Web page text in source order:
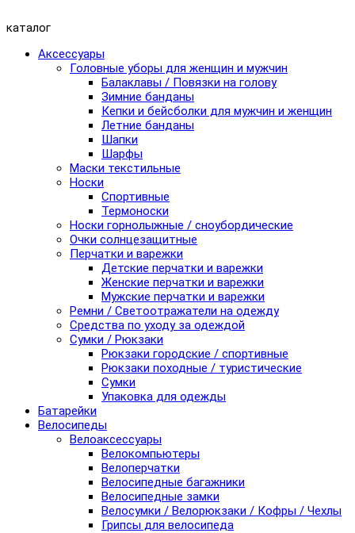
каталог
Аксессуары
Головные уборы для женщин и мужчин
Балаклавы / Повязки на голову
Зимние банданы
Кепки и бейсболки для мужчин и женщин
Летние банданы
Шапки
Шарфы
Маски текстильные
Носки
Спортивные
Термоноски
Носки горнолыжные / сноубордические
Очки солнцезащитные
Перчатки и варежки
Детские перчатки и варежки
Женские перчатки и варежки
Мужские перчатки и варежки
Ремни / Светоотражатели на одежду
Средства по уходу за одеждой
Сумки / Рюкзаки
Рюкзаки городские / спортивные
Рюкзаки походные / туристические
Сумки
Упаковка для одежды
Батарейки
Велосипеды
Велоаксессуары
Велокомпьютеры
Велоперчатки
Велосипедные багажники
Велосипедные замки
Велосумки / Велорюкзаки / Кофры / Чехлы
Грипсы для велосипеда